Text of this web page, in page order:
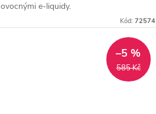
ovocnými e-liquidy.
Kód: 72574
585 Kč
–5 %